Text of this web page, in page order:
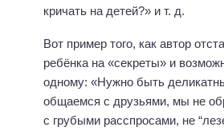
кричать на детей?» и т. д.
Вот пример того, как автор
ребёнка на «секреты» и
одному: «Нужно быть
общаемся с друзьями, мы не
с грубыми расспросами, не